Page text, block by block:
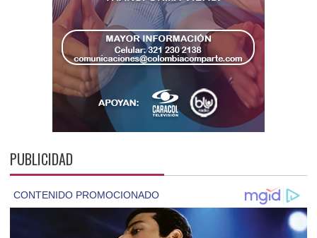
PUBLICIDAD